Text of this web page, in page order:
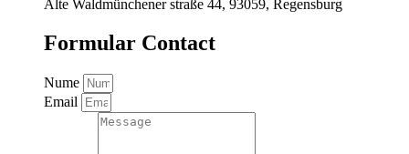
Alte Waldmünchener straße 44, 93059, Regensburg
Formular Contact
Nume
Email